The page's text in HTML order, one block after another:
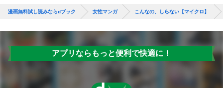
漫画無料試し読みならdブック 女性マンガ こんなの、しらない【マイクロ】
アプリならもっと便利で快適に！